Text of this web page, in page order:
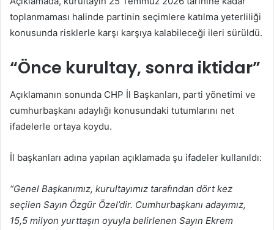
toplanmaması halinde partinin seçimlere katılma yeterliliği
konusunda risklerle karşı karşıya kalabileceği ileri sürüldü.
“Önce kurultay, sonra iktidar”
Açıklamanın sonunda CHP İl Başkanları, parti yönetimi ve
cumhurbaşkanı adaylığı konusundaki tutumlarını net
ifadelerle ortaya koydu.
İl başkanları adına yapılan açıklamada şu ifadeler kullanıldı:
“Genel Başkanımız, kurultayımız tarafından dört kez
seçilen Sayın Özgür Özel’dir. Cumhurbaşkanı adayımız,
15,5 milyon yurttaşın oyuyla belirlenen Sayın Ekrem